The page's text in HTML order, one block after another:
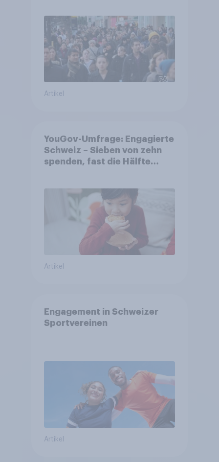
Artikel
YouGov-Umfrage: Engagierte
Schweiz – Sieben von zehn
spenden, fast die Hälfte
Artikel
Engagement in Schweizer
Sportvereinen
Artikel